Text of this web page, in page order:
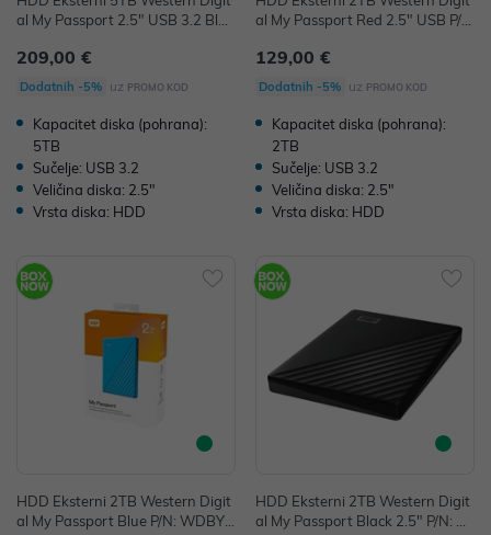
al My Passport 2.5" USB 3.2 Blac
209,00 €
Dodatnih -5% uz PROMO KOD
Kapacitet diska (pohrana):
5TB
Sučelje: USB 3.2
Veličina diska: 2.5"
Vrsta diska: HDD
al My Passport Red 2.5" USB P/
129,00 €
Dodatnih -5% uz PROMO KOD
Kapacitet diska (pohrana):
2TB
Sučelje: USB 3.2
Veličina diska: 2.5"
Vrsta diska: HDD
HDD Eksterni 2TB Western Digit
al My Passport Blue P/N: WDBYV
HDD Eksterni 2TB Western Digit
al My Passport Black 2.5" P/N: W